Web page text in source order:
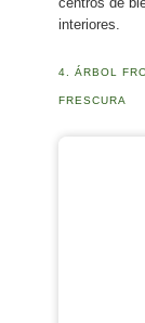
interiores.
4. ÁRBOL
FRESCURA